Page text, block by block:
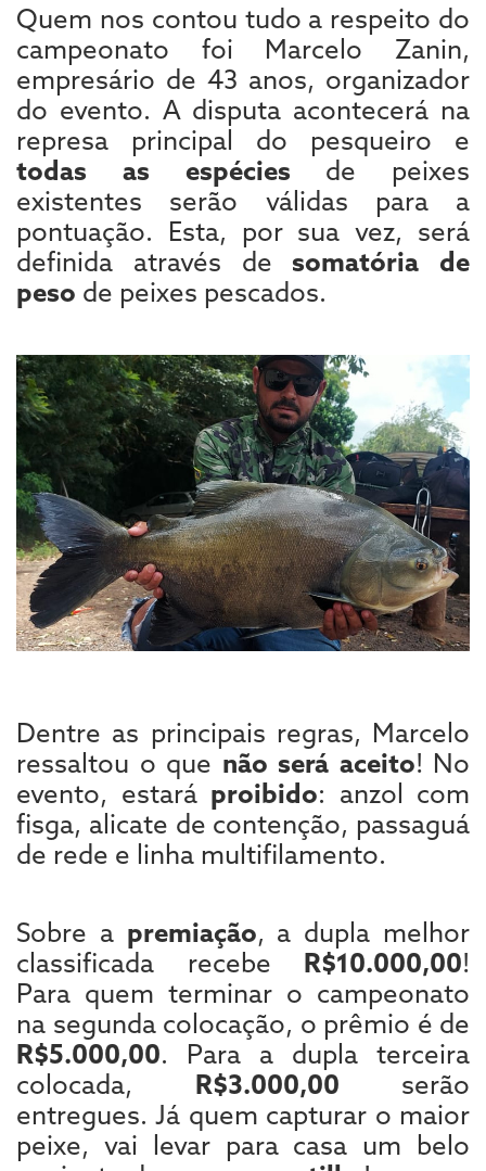
Quem nos contou tudo a respeito do
campeonato foi Marcelo Zanin,
empresário de 43 anos, organizador
do evento. A disputa acontecerá na
represa principal do pesqueiro e
todas as espécies de peixes
existentes serão válidas para a
pontuação. Esta, por sua vez, será
definida através de somatória de
peso de peixes pescados.
Dentre as principais regras, Marcelo
ressaltou o que não será aceito! No
evento, estará proibido: anzol com
fisga, alicate de contenção, passaguá
de rede e linha multifilamento.
Sobre a premiação, a dupla melhor
classificada recebe R$10.000,00!
Para quem terminar o campeonato
na segunda colocação, o prêmio é de
R$5.000,00. Para a dupla terceira
colocada, R$3.000,00 serão
entregues. Já quem capturar o maior
peixe, vai levar para casa um belo